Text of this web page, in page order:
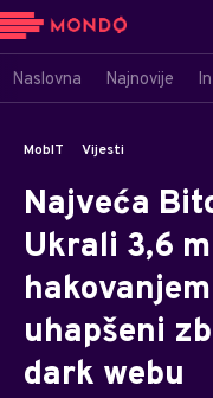
Naslovna Najnovije
MobIT Vijesti
Najveća
Ukrali 3,6
uhapšeni
dark webu